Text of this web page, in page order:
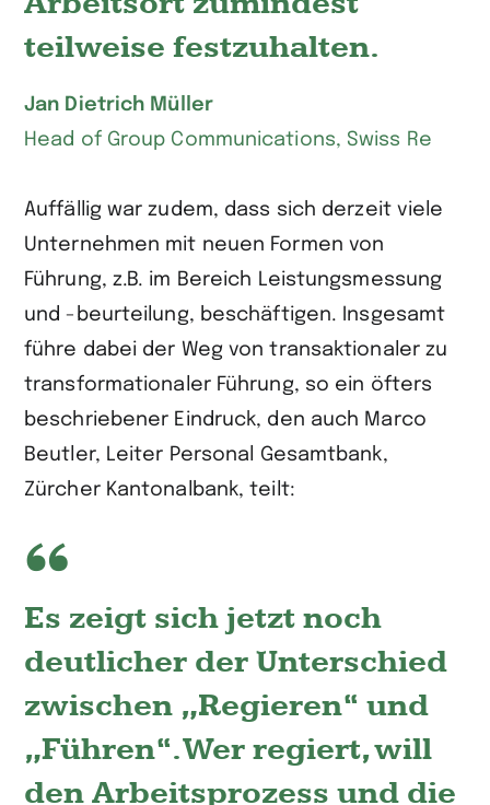
teilweise festzuhalten.
Jan Dietrich Müller
Head of Group Communications, Swiss Re
Auffällig war zudem, dass sich derzeit viele
Unternehmen mit neuen Formen von
Führung, z.B. im Bereich Leistungsmessung
und -beurteilung, beschäftigen. Insgesamt
führe dabei der Weg von transaktionaler zu
transformationaler Führung, so ein öfters
beschriebener Eindruck, den auch Marco
Beutler, Leiter Personal Gesamtbank,
Zürcher Kantonalbank, teilt:
Es zeigt sich jetzt noch
deutlicher der Unterschied
zwischen „Regieren“ und
„Führen“. Wer regiert, will
den Arbeits­prozess und die